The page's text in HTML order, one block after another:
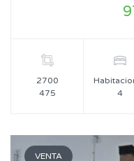
2700
475
4
VENTA